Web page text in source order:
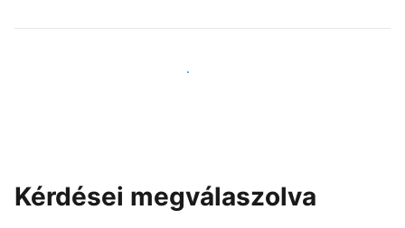
Csatlakozzon Önhöz hasonló szállásadókhoz
Kérdései megválaszolva